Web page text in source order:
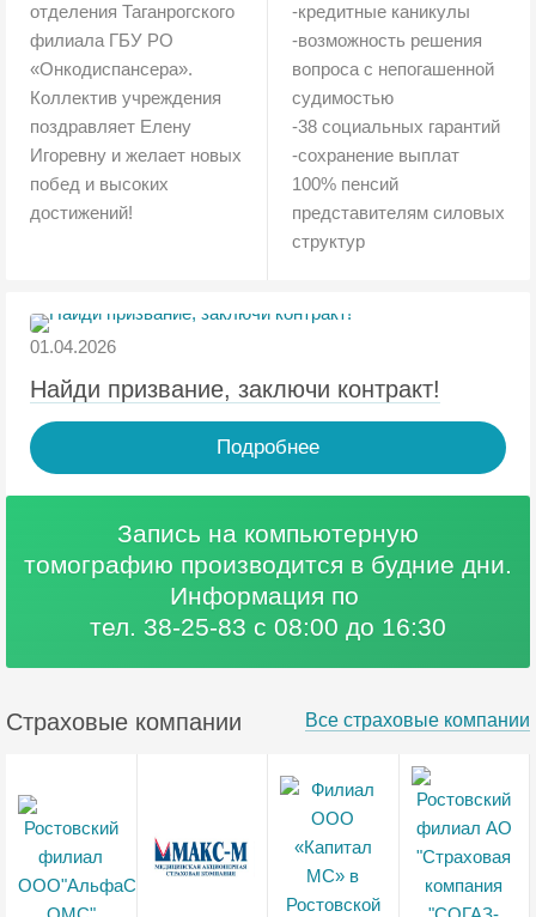
отделения Таганрогского
филиала ГБУ РО
«Онкодиспансера».
Коллектив учреждения
поздравляет Елену
Игоревну и желает новых
побед и высоких
достижений!
-кредитные каникулы
-возможность решения
вопроса с непогашенной
судимостью
-38 социальных гарантий
-сохранение выплат
100% пенсий
представителям силовых
структур
01.04.2026
Найди призвание, заключи контракт!
Подробнее
Запись на компьютерную
томографию производится в будние дни.
Информация по
тел. 38-25-83 с 08:00 до 16:30
Страховые компании Все страховые компании